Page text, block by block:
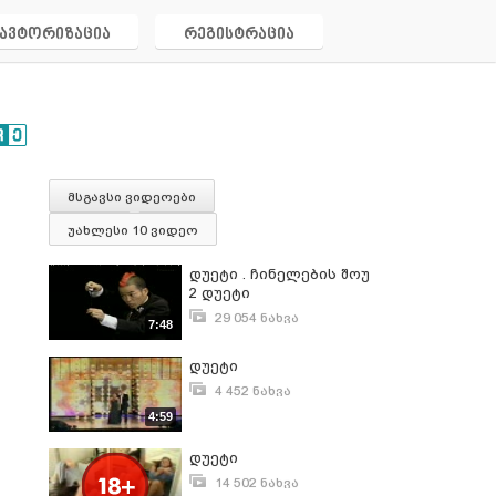
რეგისტრაცია
მსგავსი ვიდეოები
უახლესი 10 ვიდეო
7:48
დუეტი . ჩინელების შოუ
2 დუეტი
&quot;Gamarjobat&quot;
29 054 ნახვა
4:59
დუეტი
4 452 ნახვა
დუეტი
14 502 ნახვა